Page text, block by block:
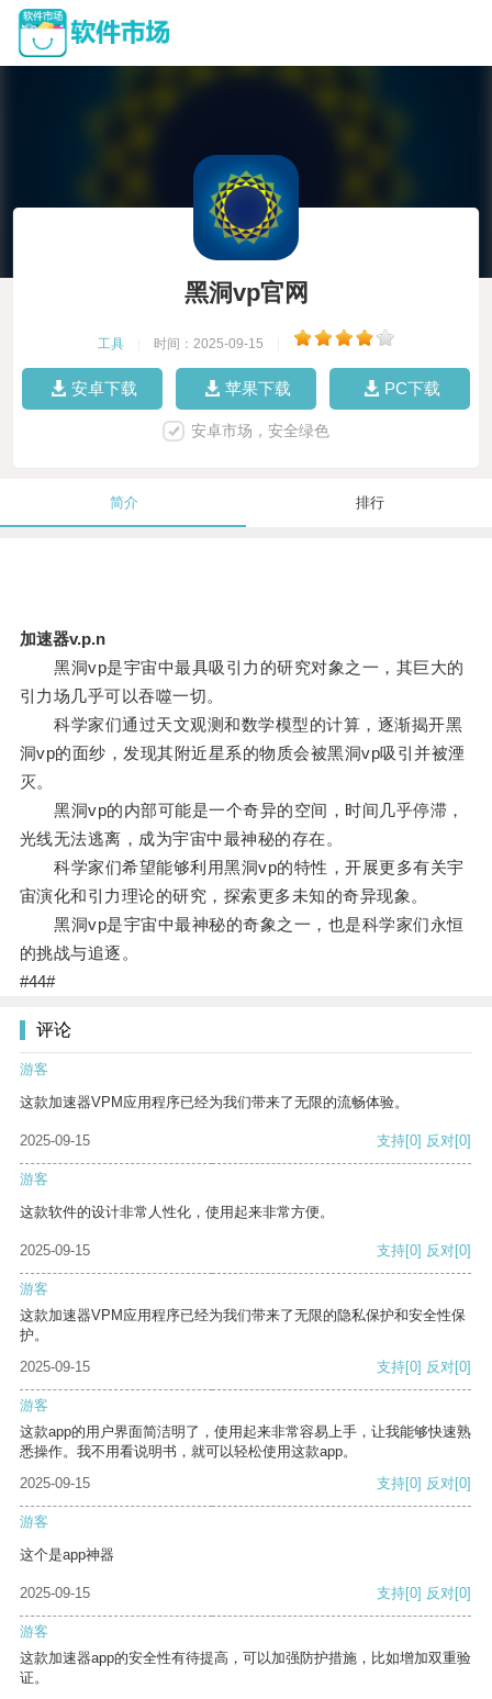
黑洞vp官网
工具 时间：2025-09-15
安卓下载 苹果下载 PC下载
安卓市场，安全绿色
简介 排行
加速器v.p.n
黑洞vp是宇宙中最具吸引力的研究对象之一，其巨大的
引力场几乎可以吞噬一切。
科学家们通过天文观测和数学模型的计算，逐渐揭开黑
洞vp的面纱，发现其附近星系的物质会被黑洞vp吸引并被湮
灭。
黑洞vp的内部可能是一个奇异的空间，时间几乎停滞，
光线无法逃离，成为宇宙中最神秘的存在。
科学家们希望能够利用黑洞vp的特性，开展更多有关宇
宙演化和引力理论的研究，探索更多未知的奇异现象。
黑洞vp是宇宙中最神秘的奇象之一，也是科学家们永恒
的挑战与追逐。
#44#
评论
游客
这款加速器VPM应用程序已经为我们带来了无限的流畅体验。
2025-09-15 支持[0] 反对[0]
游客
这款软件的设计非常人性化，使用起来非常方便。
2025-09-15 支持[0] 反对[0]
游客
这款加速器VPM应用程序已经为我们带来了无限的隐私保护和安全性保
护。
2025-09-15
支持[0] 反对[0]
游客
这款app的用户界面简洁明了，使用起来非常容易上手，让我能够快速熟
悉操作。我不用看说明书，就可以轻松使用这款app。
2025-09-15
支持[0] 反对[0]
游客
这个是app神器
2025-09-15 支持[0] 反对[0]
游客
这款加速器app的安全性有待提高，可以加强防护措施，比如增加双重验
证。